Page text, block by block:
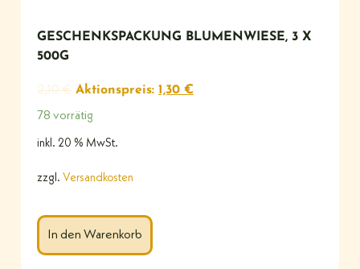
GESCHENKSPACKUNG BLUMENWIESE, 3 X
500G
2,10€ Aktionspreis: 1,30 €
78 vorrätig
inkl. 20 % MwSt.
zzgl. Versandkosten
In den Warenkorb